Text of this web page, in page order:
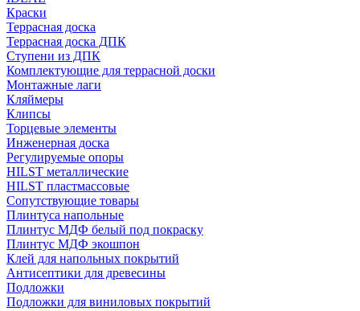
Краски
Террасная доска
Террасная доска ДПК
Ступени из ДПК
Комплектующие для террасной доски
Монтажные лаги
Кляймеры
Клипсы
Торцевые элементы
Инженерная доска
Регулируемые опоры
HILST металлические
HILST пластмассовые
Сопутствующие товары
Плинтуса напольные
Плинтус МДФ белый под покраску
Плинтус МДФ экошпон
Клей для напольных покрытий
Антисептики для древесины
Подложки
Подложки для виниловых покрытий